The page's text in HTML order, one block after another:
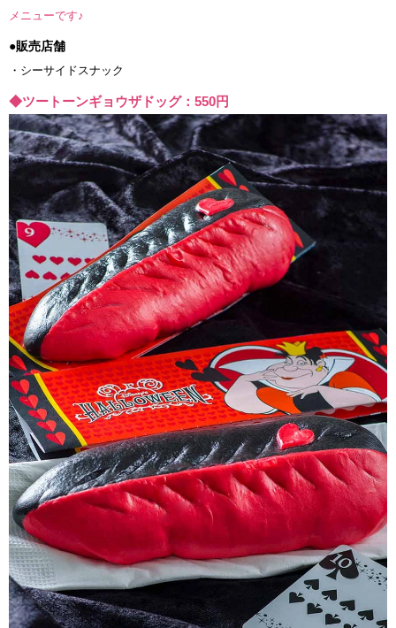
メニューです♪
●販売店舗
・シーサイドスナック
◆ツートーンギョウザドッグ：550円